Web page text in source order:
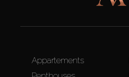
Appartements